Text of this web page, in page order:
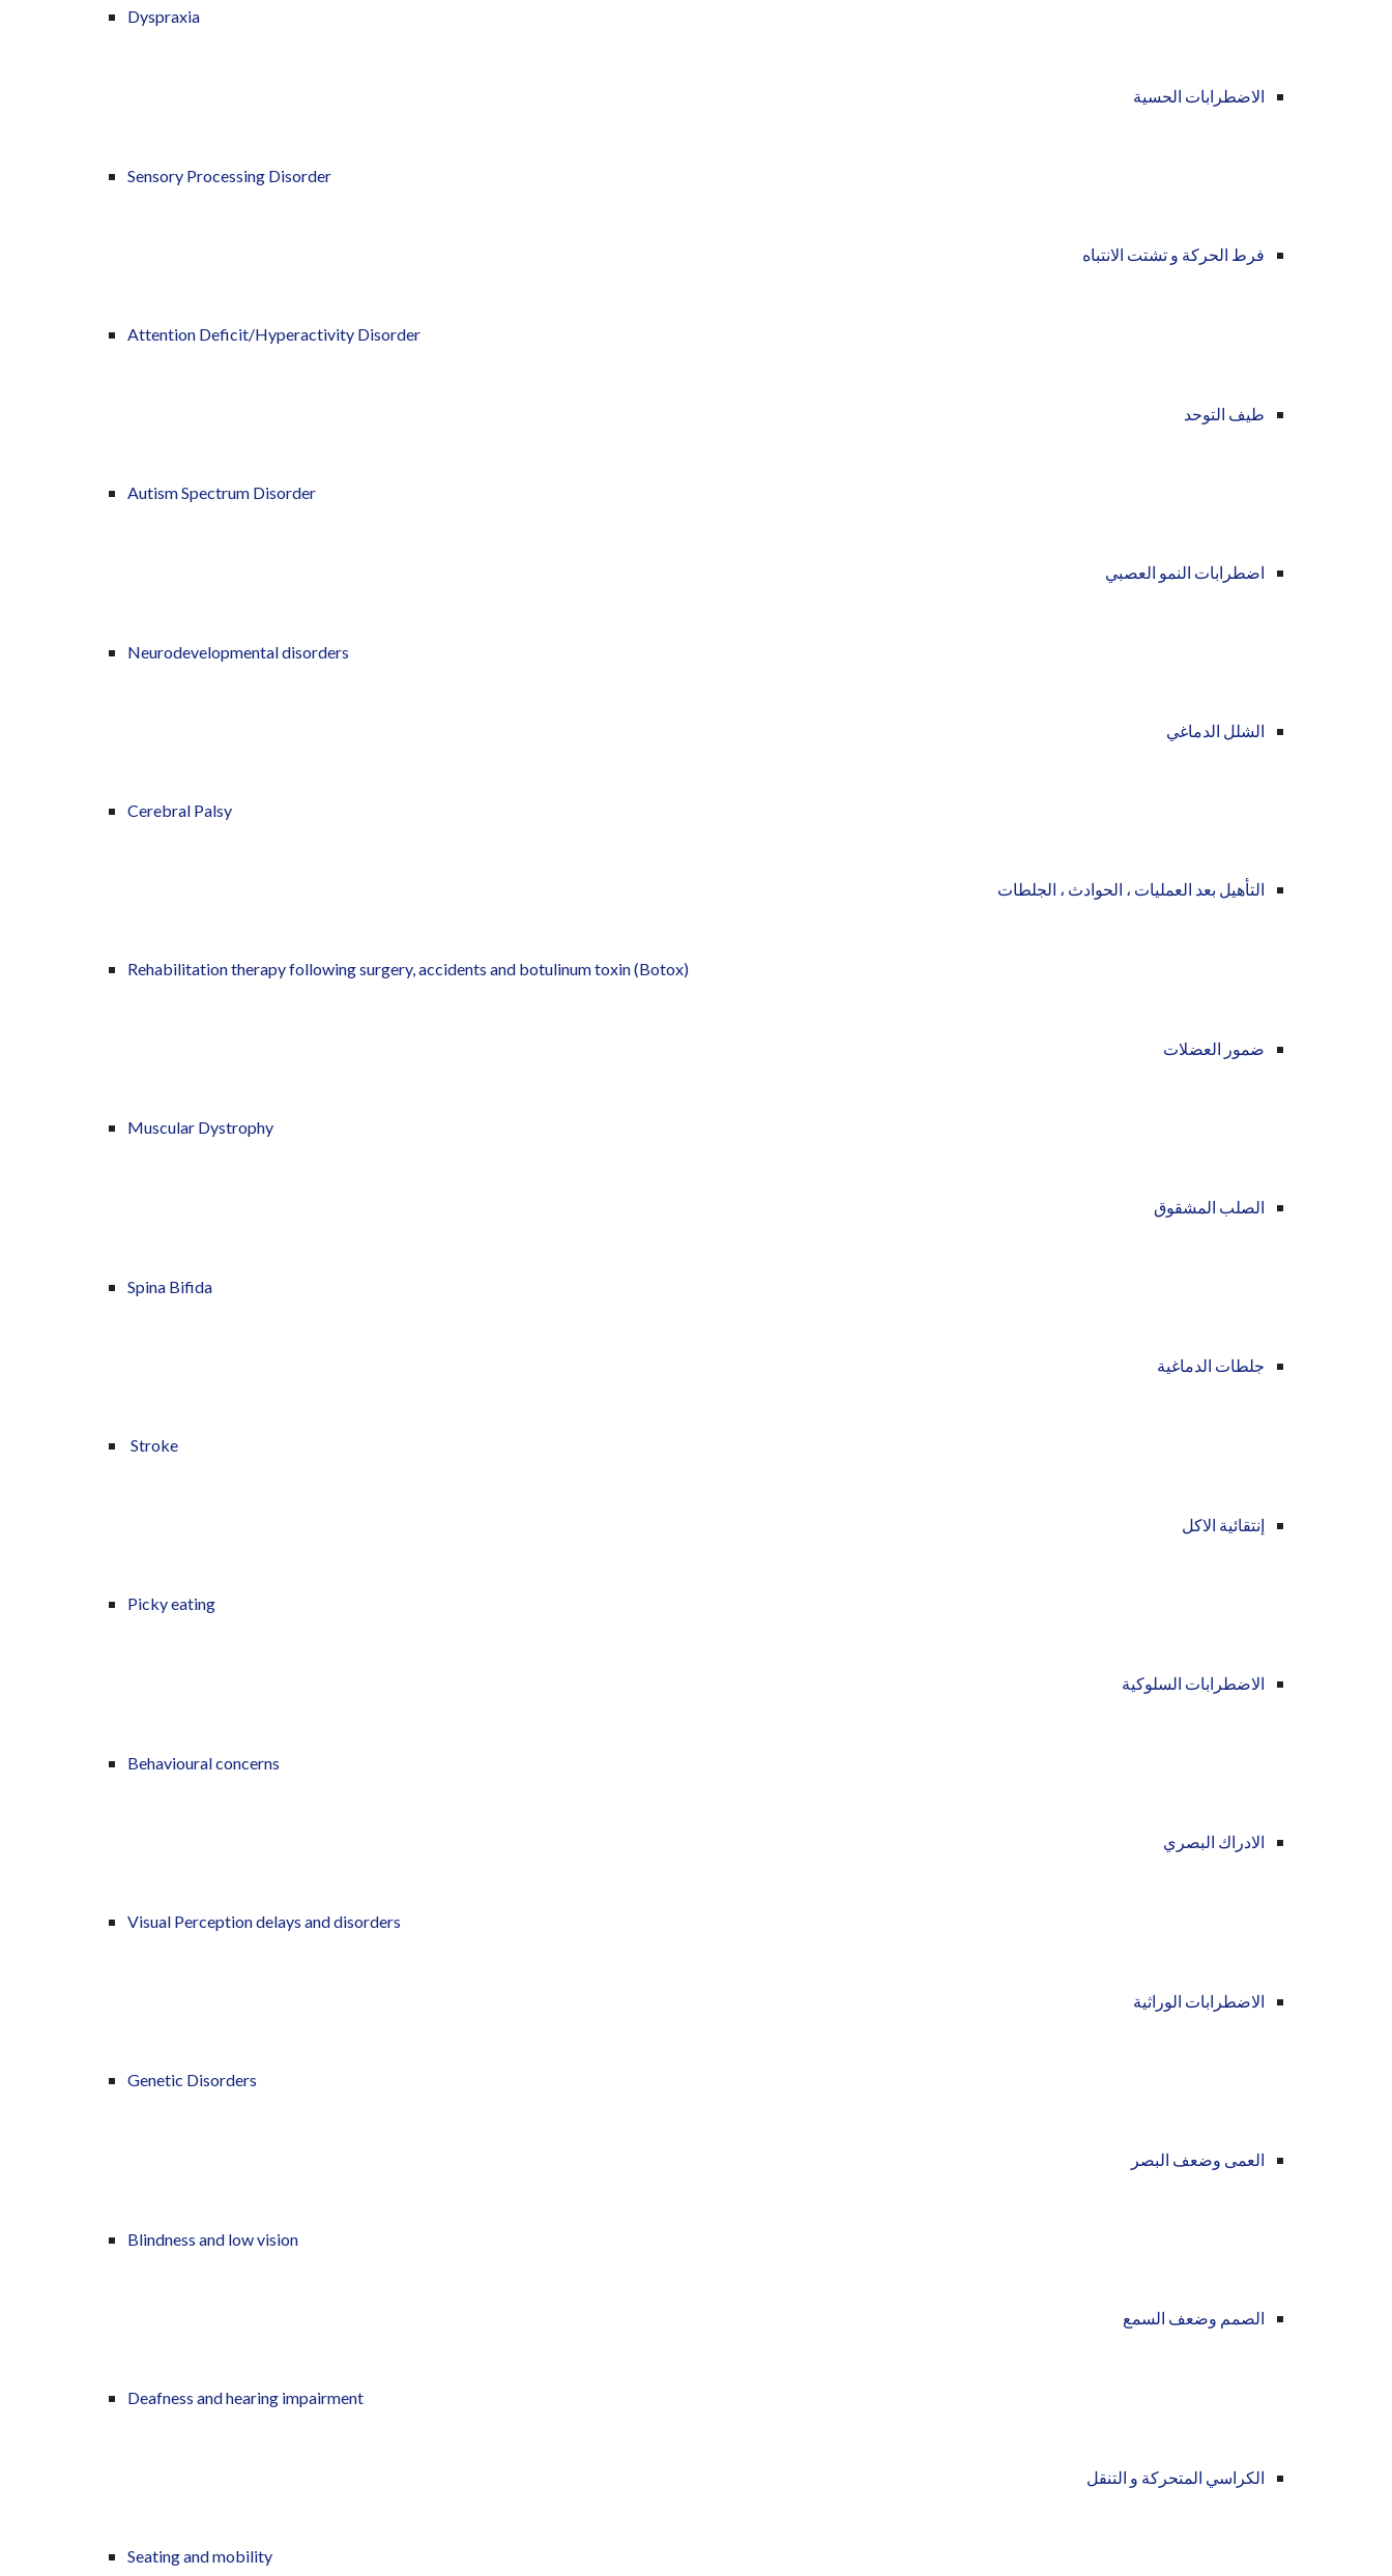
Dyspraxia
الاضطرابات الحسية
Sensory Processing Disorder
فرط الحركة و تشتت الانتباه
Attention Deficit/Hyperactivity Disorder
طيف التوحد
Autism Spectrum Disorder
اضطرابات النمو العصبي
Neurodevelopmental disorders
الشلل الدماغي
Cerebral Palsy
التأهيل بعد العمليات ، الحوادث ، الجلطات
Rehabilitation therapy following surgery, accidents and botulinum toxin (Botox)
ضمور العضلات
Muscular Dystrophy
الصلب المشقوق
Spina Bifida
جلطات الدماغية
Stroke
إنتقائية الاكل
Picky eating
الاضطرابات السلوكية
Behavioural concerns
الادراك البصري
Visual Perception delays and disorders
الاضطرابات الوراثية
Genetic Disorders
العمى وضعف البصر
Blindness and low vision
الصمم وضعف السمع
Deafness and hearing impairment
الكراسي المتحركة و التنقل
Seating and mobility